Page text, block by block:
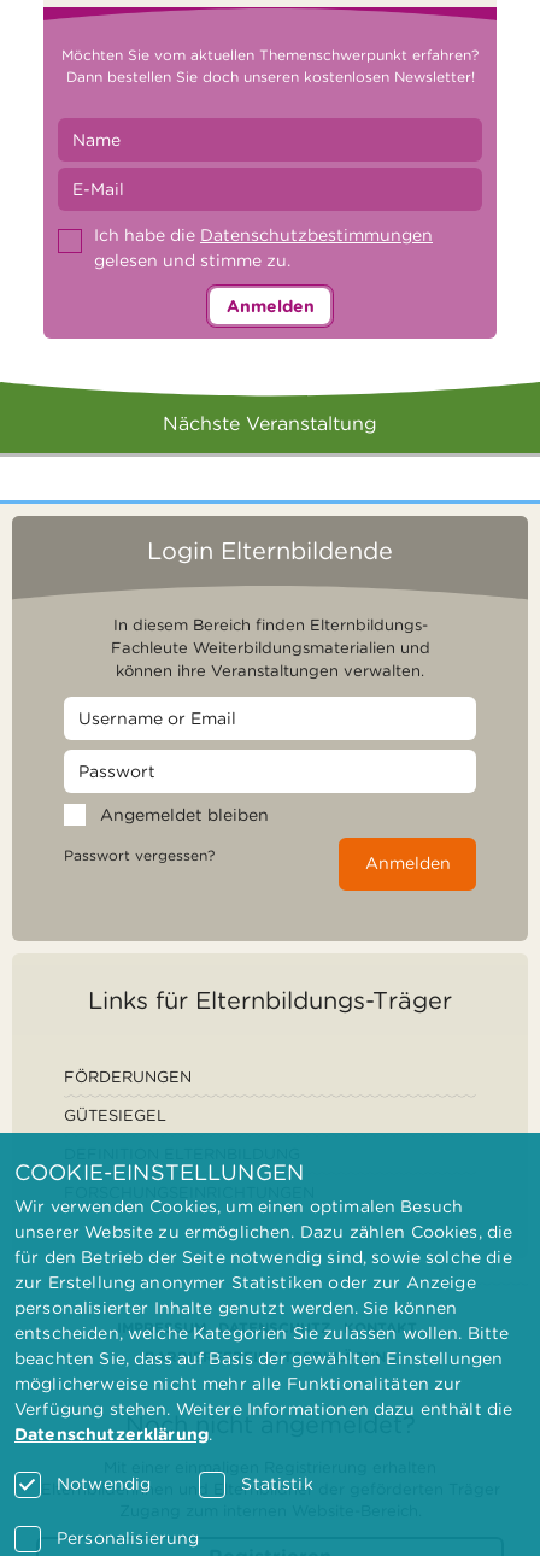
Möchten Sie vom aktuellen Themenschwerpunkt erfahren?
Dann bestellen Sie doch unseren kostenlosen Newsletter!
Ich habe die Datenschutzbestimmungen
gelesen und stimme zu.
Anmelden
Nächste Veranstaltung
Login Elternbildende
In diesem Bereich finden Elternbildungs-
Fachleute Weiterbildungsmaterialien und
können ihre Veranstaltungen verwalten.
Angemeldet bleiben
Passwort vergessen? Anmelden
Links für Elternbildungs-Träger
FÖRDERUNGEN
GÜTESIEGEL
IMPRESSUM DATENSCHUTZ
KONTAKT
BARRIEREFREIHEITSERKLÄRUNG
Noch nicht angemeldet?
Elternbilderinnen und Elternbildner der geförderten Träger
COOKIE-EINSTELLUNGEN
Wir verwenden Cookies, um einen optimalen Besuch
unserer Website zu ermöglichen. Dazu zählen Cookies, die
für den Betrieb der Seite notwendig sind, sowie solche die
zur Erstellung anonymer Statistiken oder zur Anzeige
personalisierter Inhalte genutzt werden. Sie können
entscheiden, welche Kategorien Sie zulassen wollen. Bitte
beachten Sie, dass auf Basis der gewählten Einstellungen
möglicherweise nicht mehr alle Funktionalitäten zur
Verfügung stehen. Weitere Informationen dazu enthält die
Datenschutzerklärung.
Notwendig Statistik
Personalisierung